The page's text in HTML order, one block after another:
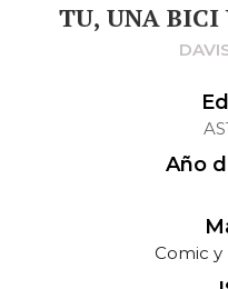
TU, UNA BICI
Año
Comic y